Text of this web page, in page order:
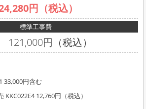
円（税込）
標準工事費
円（税込）
33,000円含む
KKC022E4 12,760円（税込）